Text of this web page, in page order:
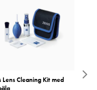
Lens Cleaning Kit med